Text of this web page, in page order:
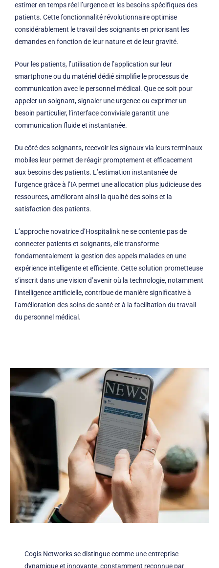
estimer en temps réel l’urgence et les besoins spécifiques des
patients. Cette fonctionnalité révolutionnaire optimise
considérablement le travail des soignants en priorisant les
demandes en fonction de leur nature et de leur gravité.
Pour les patients, l’utilisation de l’application sur leur
smartphone ou du matériel dédié simplifie le processus de
communication avec le personnel médical. Que ce soit pour
appeler un soignant, signaler une urgence ou exprimer un
besoin particulier, l’interface conviviale garantit une
communication fluide et instantanée.
Du côté des soignants, recevoir les signaux via leurs terminaux
mobiles leur permet de réagir promptement et efficacement
aux besoins des patients. L’estimation instantanée de
l’urgence grâce à l’IA permet une allocation plus judicieuse des
ressources, améliorant ainsi la qualité des soins et la
satisfaction des patients.
L’approche novatrice d’Hospitalink ne se contente pas de
connecter patients et soignants, elle transforme
fondamentalement la gestion des appels malades en une
expérience intelligente et efficiente. Cette solution prometteuse
s’inscrit dans une vision d’avenir où la technologie, notamment
l’intelligence artificielle, contribue de manière significative à
l’amélioration des soins de santé et à la facilitation du travail
du personnel médical.
Cogis Networks se distingue comme une entreprise
dynamique et innovante, constamment reconnue par